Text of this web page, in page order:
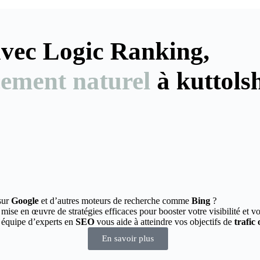
Logic Ranking,
naturel à
Google et d’autres moteurs de recherche comme Bing ?
en œuvre de stratégies efficaces pour booster votre visibilité et
d’experts en SEO vous aide à atteindre vos objectifs de trafic
En savoir plus